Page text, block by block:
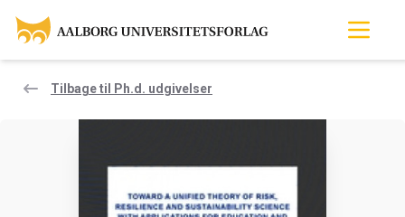
Tilbage til Ph.d. udgivelser